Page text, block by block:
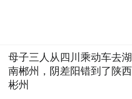
母子三人从四川乘动车去湖
南郴州，阴差阳错到了陕西
彬州